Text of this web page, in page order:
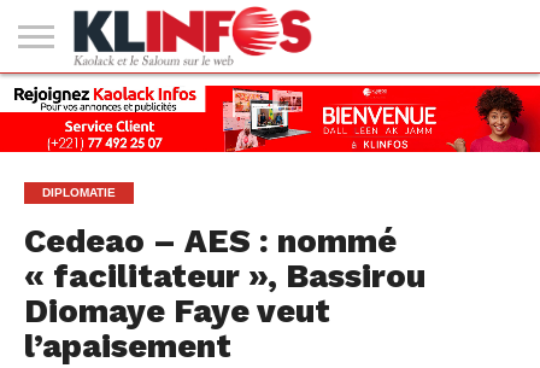
#2
(PAS
DE
TITRE)
KAOLACK
POLITIQUE
ECONOMIE
SOCIÉTÉ
CULTURE
PEOPLE
SPORT
SANTÉ
AFRIQUE
INTERNATIONAL
EMPLOI &
FORMATION
DIPLOMATIE
Cedeao – AES : nommé
« facilitateur », Bassirou
Diomaye Faye veut
l’apaisement